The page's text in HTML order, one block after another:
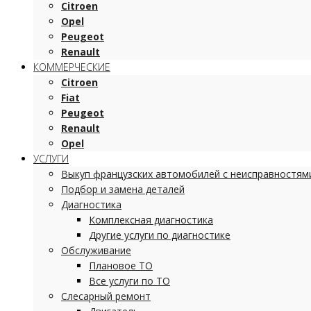
Citroen
Opel
Peugeot
Renault
КОММЕРЧЕСКИЕ
Citroen
Fiat
Peugeot
Renault
Opel
УСЛУГИ
Выкуп французских автомобилей с
Подбор и замена деталей
Диагностика
Комплексная диагностика
Другие услуги по диагностике
Обслуживание
Плановое ТО
Все услуги по ТО
Слесарный ремонт